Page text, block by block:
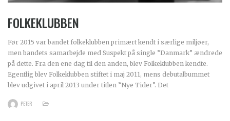
FOLKEKLUBBEN
Før 2015 var bandet folkeklubben primært kendt i særlige miljøer,
men bandets samarbejde med Suspekt på single ”Danmark” ændrede
på dette. Fra den ene dag til den anden, blev Folkeklubben kendte.
Egentlig blev Folkeklubben stiftet i maj 2011, mens debutalbummet
blev udgivet i april 2013 under titlen ”Nye Tider”. Det
PETER